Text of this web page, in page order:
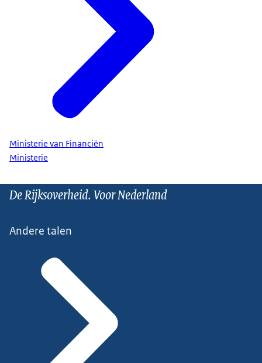
Ministerie van Financiën
Ministerie
De Rijksoverheid. Voor Nederland
Andere talen